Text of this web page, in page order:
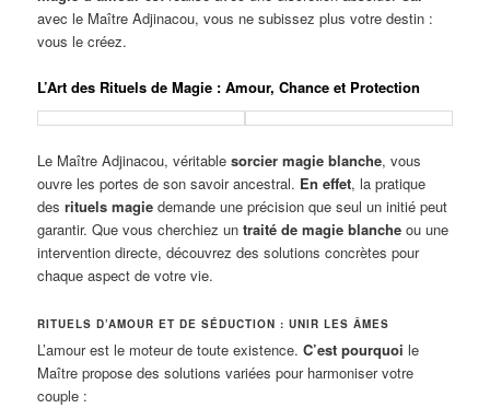
avec le Maître Adjinacou, vous ne subissez plus votre destin :
vous le créez.
L’Art des Rituels de Magie : Amour, Chance et Protection
Le Maître Adjinacou, véritablesorcier magie blanche, vous
ouvre les portes de son savoir ancestral. En effet, la pratique
desrituels magie demande une précision que seul un initié peut
garantir. Que vous cherchiez untraité de magie blanche ou une
intervention directe, découvrez des solutions concrètes pour
chaque aspect de votre vie.
RITUELS D’AMOUR ET DE SÉDUCTION : UNIR LES ÂMES
L’amour est le moteur de toute existence.C’est pourquoi le
Maître propose des solutions variées pour harmoniser votre
couple :